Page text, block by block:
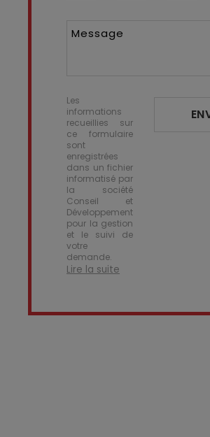
Message
Les
informations
recueillies sur
ce formulaire
sont
enregistrées
dans un fichier
informatisé par
la société
Conseil et
Développement
pour la gestion
et le suivi de
votre
demande.
Lire la suite